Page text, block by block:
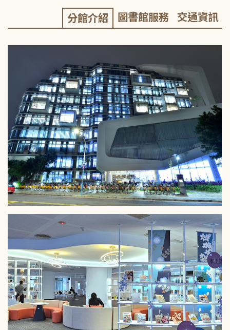
分館介紹 圖書館服務 交通資訊